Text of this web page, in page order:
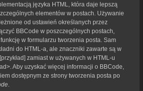
języka HTML, która daje lepszą
elementów w postach. Używanie
od ustawień określanych przez
BBCode w poszczególnych postach,
w formularzu tworzenia posta. Sam
do HTML-a, ale znaczniki zawarte są w
zamiast w używanych w HTML-u
Aby uzyskać więcej informacji o BBCode,
dostępnym ze strony tworzenia posta po